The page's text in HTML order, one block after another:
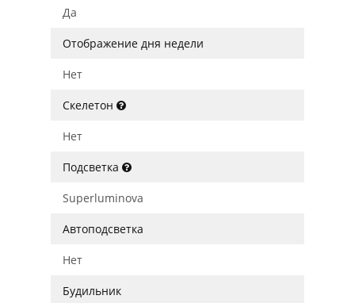
Да
Отображение дня недели
Нет
Скелетон
Нет
Подсветка
Superluminova
Автоподсветка
Нет
Будильник